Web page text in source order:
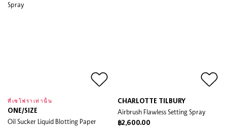
ที่เซโฟราเท่านั้น
ONE/SIZE
Oil Sucker Liquid Blotting Paper
CHARLOTTE TILBURY
Airbrush Flawless Setting Spray
฿2,600.00